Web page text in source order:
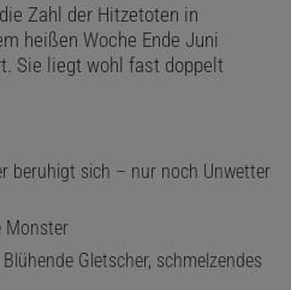
Zahl der Hitzetoten in
heißen Woche Ende Juni
Sie liegt wohl fast doppelt
beruhigt sich – nur noch Unwetter
Monster
Blühende Gletscher, schmelzendes